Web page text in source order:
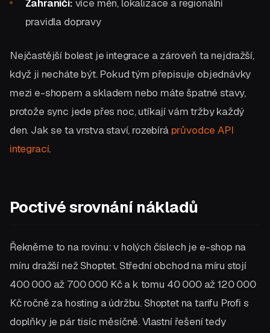
Zahraničí: více měn, lokalizace a regionální
pravidla dopravy
Nejčastější bolest je integrace a zároveň ta nejdražší,
když ji necháte být. Pokud tým přepisuje objednávky
mezi e-shopem a skladem nebo máte špatné stavy,
protože sync jede přes noc, utíkají vám tržby každý
den. Jak se ta vrstva staví, rozebírá průvodce API
integrací.
Poctivé srovnání nákladů
Řekněme to na rovinu: v holých číslech je e-shop na
míru dražší než Shoptet. Střední obchod na míru stojí
400 000 až 700 000 Kč a k tomu 40 000 až 120 000
Kč ročně za hosting a údržbu. Shoptet na tarifu Profi s
doplňky je pár tisíc měsíčně. Vlastní řešení tedy